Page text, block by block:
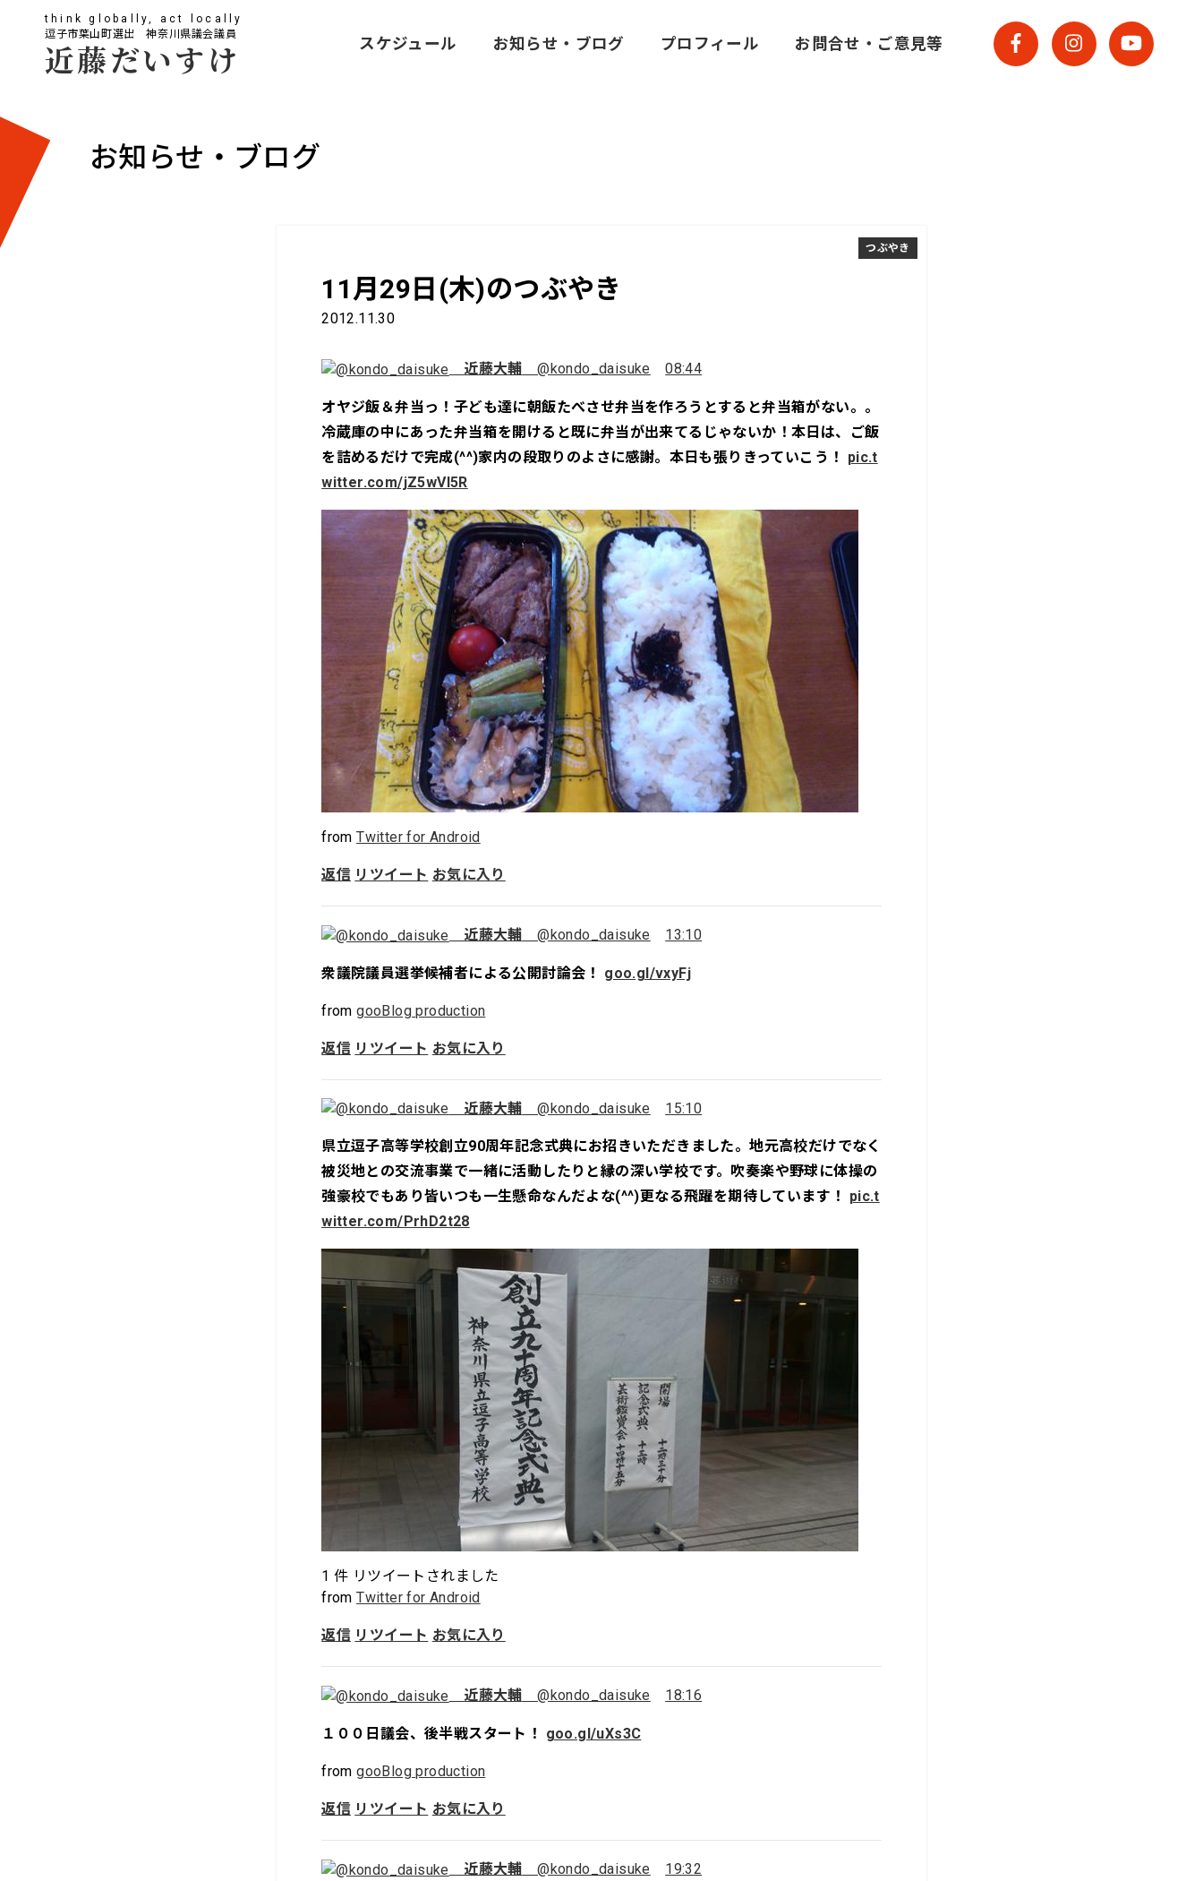
think globally, act locally
逗子市葉山町選出 神奈川県議会議員
近藤だいすけ スケジュール お知らせ・ブログ プロフィール お問合せ・ご意見等
お知らせ・ブログ
11月29日(木)のつぶやき
2012.11.30
つぶやき
近藤大輔 @kondo_daisuke 08:44
オヤジ飯＆弁当っ！子ども達に朝飯たべさせ弁当を作ろうとすると弁当箱がない。。
冷蔵庫の中にあった弁当箱を開けると既に弁当が出来てるじゃないか！本日は、ご飯
を詰めるだけで完成(^^)家内の段取りのよさに感謝。本日も張りきっていこう！ pic.t
witter.com/jZ5wVI5R
fromTwitter for Android
返信 リツイート お気に入り
近藤大輔 @kondo_daisuke 13:10
衆議院議員選挙候補者による公開討論会！ goo.gl/vxyFj
fromgooBlog production
返信 リツイート お気に入り
近藤大輔 @kondo_daisuke 15:10
県立逗子高等学校創立90周年記念式典にお招きいただきました。地元高校だけでなく
被災地との交流事業で一緒に活動したりと縁の深い学校です。吹奏楽や野球に体操の
強豪校でもあり皆いつも一生懸命なんだよな(^^)更なる飛躍を期待しています！ pic.t
witter.com/PrhD2t28
1 件 リツイートされました
fromTwitter for Android
返信 リツイート お気に入り
近藤大輔 @kondo_daisuke 18:16
１００日議会、後半戦スタート！ goo.gl/uXs3C
fromgooBlog production
返信 リツイート お気に入り
近藤大輔 @kondo_daisuke 19:32